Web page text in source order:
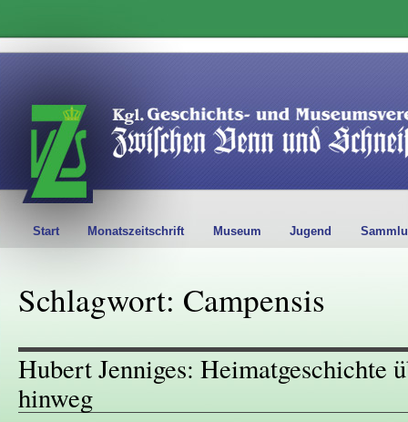
Start Monatszeitschrift Museum Jugend
Schlagwort: Campensis
Hubert Jenniges: Heimatgeschichte
hinweg